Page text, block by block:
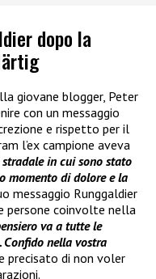
dopo la
giovane blogger, Peter
con un messaggio
e rispetto per il
l’ex campione aveva
in cui sono stato
momento di dolore e la
messaggio Runggaldier
persone coinvolte nella
va a tutte le
nella vostra
precisato di non voler